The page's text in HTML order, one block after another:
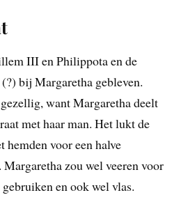
III en Philippota en de
bij Margaretha gebleven.
want Margaretha deelt
met haar man. Het lukt de
voor een halve
zou wel veeren voor
en ook wel vlas.